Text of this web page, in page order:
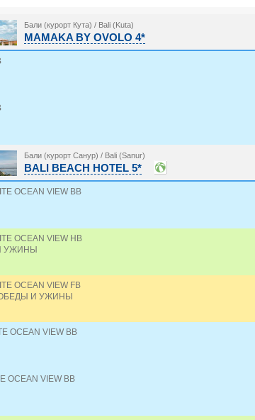
Бали (курорт Кута) / Bali (Kuta)
MAMAKA BY OVOLO 4*
Бали (курорт Санур) / Bali (Sanur)
BALI BEACH HOTEL 5*
OCEAN VIEW BB
OCEAN VIEW HB
УЖИНЫ
OCEAN VIEW FB
И УЖИНЫ
OCEAN VIEW BB
OCEAN VIEW BB